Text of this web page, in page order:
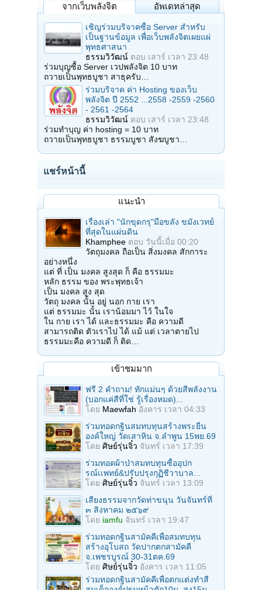
จากเว็บพลังจิต อัพเดทล่าสุด
เชิญร่วมบริจาคซื้อ Server สำหรับ
เป็นฐานข้อมูล เพื่อเว็บพลังจิตเผยแผ่
พุทธศาสนา
ธรรมวิวัฒน์ ตอบ เสาร์ เวลา 23:48
ร่วมบุญซื้อ Server เวปพลังจิต 10 บาท
ถวายเป็นพุทธบูชา สาธุครับ…
ร่วมบริจาค ค่า Hosting ของเว็บ
พลังจิต ปี 2552 ...2558 -2559 -2560
- 2561 -2564
ธรรมวิวัฒน์ ตอบ เสาร์ เวลา 23:48
ร่วมทำบุญ ค่า hosting = 10 บาท
ถวายเป็นพุทธบูชา ธรรมบูชา สังฆบูชา…
แชร์หน้านี้
แนะนำ
เรื่องเล่า "นักขุดกรุ"มือขลัง ขมังเวทย์
ที่สุดในแผ่นดิน
Khamphee ตอบ วันนี้เมื่อ 00:20
วัตถุมงคล ถือเป็น สิ่งมงคล สักการะ
อย่างหนึ่ง
แต่ ที่ เป็น มงคล สูงสุด ก็ คือ ธรรมมะ
หลัก ธรรม ของ พระพุทธเจ้า
เป็น มงคล สูง สุด
วัตถุ มงคล นั้น อยู่ นอก กาย เรา
แต่ ธรรมมะ นั้น เราน้อมมา ไว้ ในใจ
ใน กาย เรา ได้ และธรรมมะ คือ ความดี
สามารถติด ตัวเราไป ได้ แม้ แต่ เวลาตายไป
ธรรมมะคือ ความดี ก็ ติด…
เข้าชมมาก
ฟรี 2 คำถาม! ทักแม่นๆ ด้วยสีพลังงาน
(บอกแค่สีที่ใช่ รู้เรื่องหมด)...
โดย Maewfah อังคาร เวลา 04:33
ร่วมทอดกฐินสมทบทุนสร้างพระยืน
องค์ใหญ่ วัดเสาหิน จ.ลําพูน 15พย.69
โดย ศิษย์รุ่นจิ๋ว จันทร์ เวลา 17:39
ร่วมทอดผ้าป่าสมทบทุนซื้ออุปก
รณ์เเพทย์&ปรับปรุงกุฏิชีวาบาล...
โดย ศิษย์รุ่นจิ๋ว จันทร์ เวลา 13:09
เสียงธรรมจากวัดท่าขนุน วันจันทร์ที่
๓ สิงหาคม ๒๕๖๙
โดย iamfu จันทร์ เวลา 19:47
ร่วมทอดกฐินสามัคคีเพื่อสมทบทุน
สร้างอุโบสถ วัดปากตกสามัคคี
จ.เพชรบูรณ์ 30-31ตค.69
โดย ศิษย์รุ่นจิ๋ว อังคาร เวลา 11:05
ร่วมทอดกฐินสามัคคีเพื่อตกแต่งทำสี